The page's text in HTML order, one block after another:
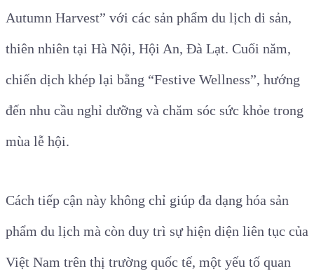
Autumn Harvest” với các sản phẩm du lịch di sản,
thiên nhiên tại Hà Nội, Hội An, Đà Lạt. Cuối năm,
chiến dịch khép lại bằng “Festive Wellness”, hướng
đến nhu cầu nghỉ dưỡng và chăm sóc sức khỏe trong
mùa lễ hội.
Cách tiếp cận này không chỉ giúp đa dạng hóa sản
phẩm du lịch mà còn duy trì sự hiện diện liên tục của
Việt Nam trên thị trường quốc tế, một yếu tố quan